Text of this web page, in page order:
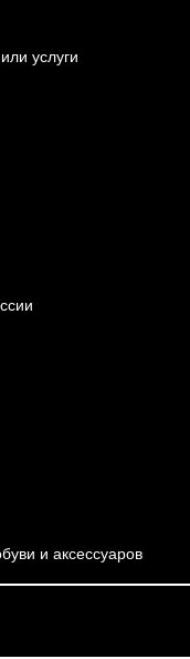
услуги
и аксессуаров